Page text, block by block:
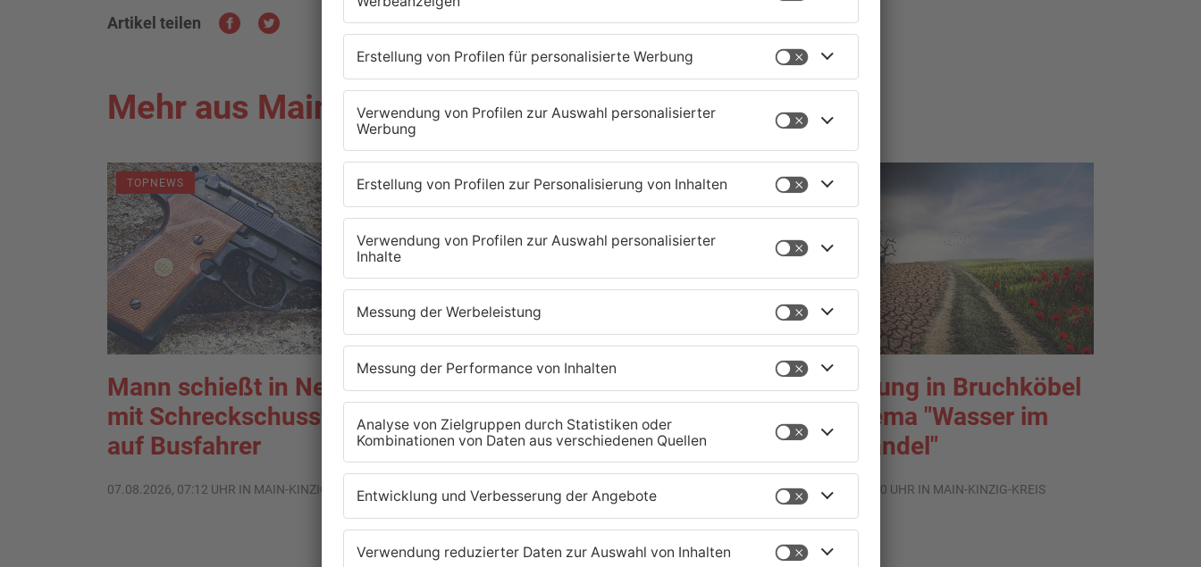
Artikel teilen
Mehr aus Main-Kinzig-Kreis
TOPNEWS
Mann schießt in Neuberg
mit Schreckschusswaffe
auf Busfahrer
07.08.2026, 07:12 UHR IN MAIN-KINZIG-KREIS
Schwerer Unfall zwischen
Langenselbolder Dreieck
und Hanauer Kreuz
07.08.2026, 07:07 UHR IN MAIN-KINZIG-KREIS
Ausstellung in Bruchköbel
zum Thema "Wasser im
Klimawandel"
07.08.2026, 05:00 UHR IN MAIN-KINZIG-KREIS